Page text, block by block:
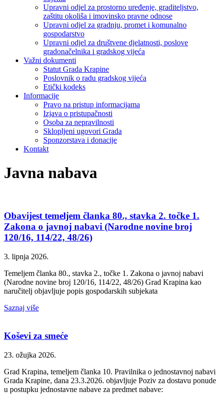
Upravni odjel za prostorno uređenje, graditeljstvo,
zaštitu okoliša i imovinsko pravne odnose
Upravni odjel za gradnju, promet i komunalno
gospodarstvo
Upravni odjel za društvene djelatnosti, poslove
gradonačelnika i gradskog vijeća
Važni dokumenti
Statut Grada Krapine
Poslovnik o radu gradskog vijeća
Etički kodeks
Informacije
Pravo na pristup informacijama
Izjava o pristupačnosti
Osoba za nepravilnosti
Sklopljeni ugovori Grada
Sponzorstava i donacije
Kontakt
Javna nabava
Obavijest temeljem članka 80., stavka 2. točke 1.
Zakona o javnoj nabavi (Narodne novine broj
120/16, 114/22, 48/26)
3. lipnja 2026.
Temeljem članka 80., stavka 2., točke 1. Zakona o javnoj nabavi
(Narodne novine broj 120/16, 114/22, 48/26) Grad Krapina kao
naručitelj objavljuje popis gospodarskih subjekata
Saznaj više
Koševi za smeće
23. ožujka 2026.
Grad Krapina, temeljem članka 10. Pravilnika o jednostavnoj nabavi
Grada Krapine, dana 23.3.2026. objavljuje Poziv za dostavu ponude
u postupku jednostavne nabave za predmet nabave: